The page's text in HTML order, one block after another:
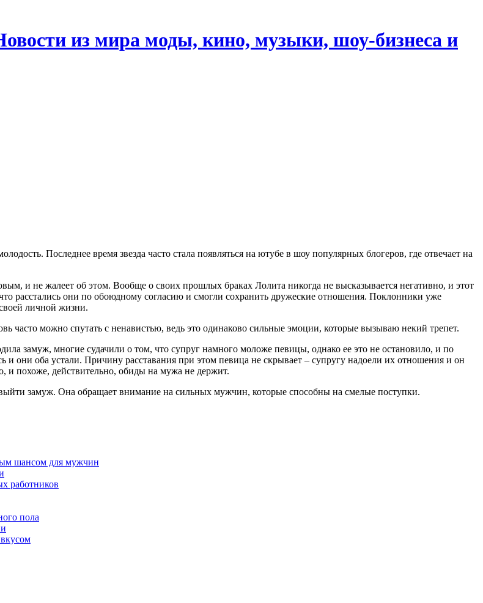
из мира моды, кино, музыки, шоу-бизнеса и
Последнее время звезда часто стала появляться на ютубе в шоу популярных блогеров, где отвечает на
и не жалеет об этом. Вообще о своих прошлых браках Лолита никогда не высказывается негативно, и этот
расстались они по обоюдному согласию и смогли сохранить дружеские отношения. Поклонники уже
личной жизни.
часто можно спутать с ненавистью, ведь это одинаково сильные эмоции, которые вызываю некий трепет.
замуж, многие судачили о том, что супруг намного моложе певицы, однако ее это не остановило, и по
они оба устали. Причину расставания при этом певица не скрывает – супругу надоели их отношения и он
и похоже, действительно, обиды на мужа не держит.
замуж. Она обращает внимание на сильных мужчин, которые способны на смелые поступки.
шансом для мужчин
работников
пола